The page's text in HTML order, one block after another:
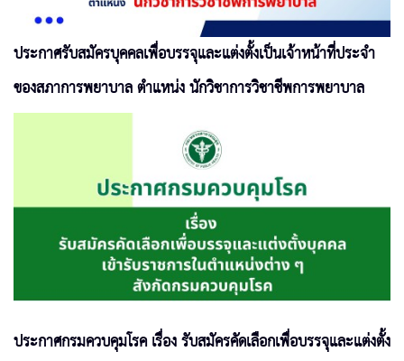
ประกาศรับสมัครบุคคลเพื่อบรรจุและแต่งตั้งเป็นเจ้าหน้าที่ประจำ
ของสภาการพยาบาล ตำแหน่ง นักวิชาการวิชาชีพการพยาบาล
ประกาศกรมควบคุมโรค เรื่อง รับสมัครคัดเลือกเพื่อบรรจุและแต่งตั้ง